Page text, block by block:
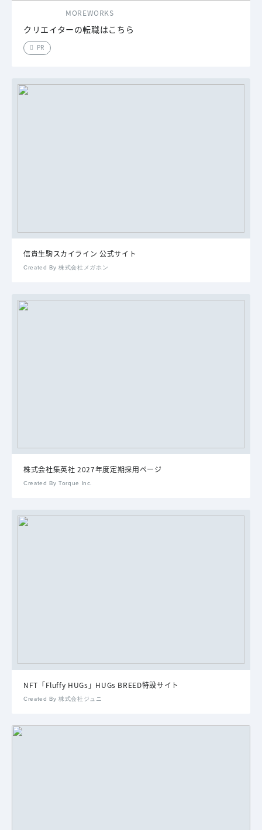
MOREWORKS
クリエイターの転職はこちら
PR
信貴生駒スカイライン 公式サイト
Created By 株式会社メガホン
株式会社集英社 2027年度定期採用ページ
Created By Torque Inc.
NFT「Fluffy HUGs」HUGs BREED特設サイト
Created By 株式会社ジュニ